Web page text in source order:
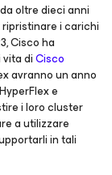
oltre dieci anni
i carichi
Cisco ha
diCisco
avranno un anno
e
i loro cluster
a utilizzare
in tali